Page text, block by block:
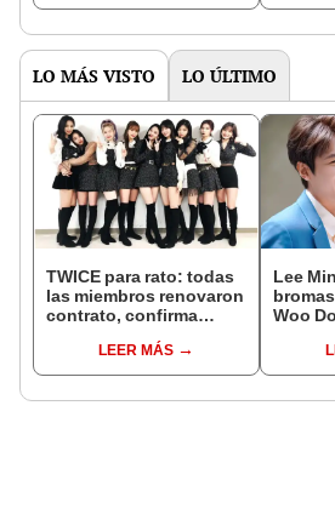
LO MÁS VISTO LO ÚLTIMO
TWICE para rato: todas
las miembros renovaron
contrato, confirma
LEER MÁS
Lee
Woo
vida